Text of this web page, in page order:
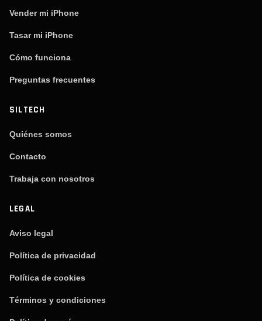
Vender mi iPhone
Tasar mi iPhone
Cómo funciona
Preguntas frecuentes
SILTECH
Quiénes somos
Contacto
Trabaja con nosotros
LEGAL
Aviso legal
Política de privacidad
Política de cookies
Términos y condiciones